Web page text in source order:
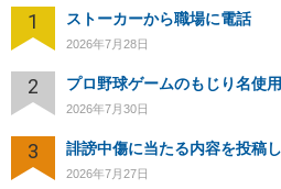
1 ストーカーから職場に電話
2026年7月28日
2 プロ野球ゲームのもじり名使
2026年7月30日
3
2026年7月27日